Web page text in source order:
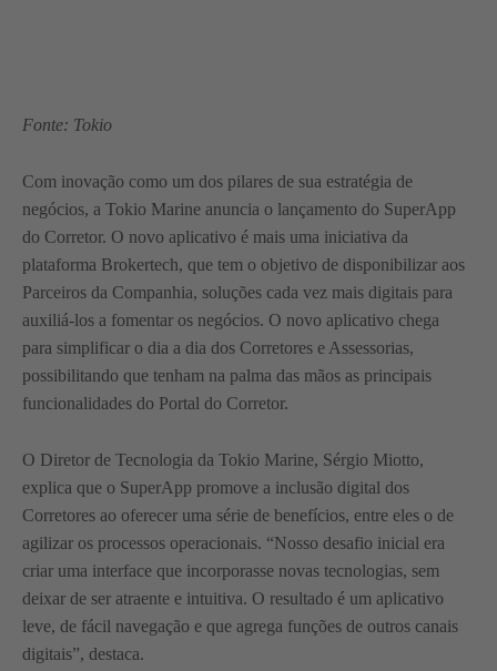
Fonte: Tokio
Com inovação como um dos pilares de sua estratégia de
negócios, a Tokio Marine anuncia o lançamento do SuperApp
do Corretor. O novo aplicativo é mais uma iniciativa da
plataforma Brokertech, que tem o objetivo de disponibilizar aos
Parceiros da Companhia, soluções cada vez mais digitais para
auxiliá-los a fomentar os negócios. O novo aplicativo chega
para simplificar o dia a dia dos Corretores e Assessorias,
possibilitando que tenham na palma das mãos as principais
funcionalidades do Portal do Corretor.
O Diretor de Tecnologia da Tokio Marine, Sérgio Miotto,
explica que o SuperApp promove a inclusão digital dos
Corretores ao oferecer uma série de benefícios, entre eles o de
agilizar os processos operacionais. “Nosso desafio inicial era
criar uma interface que incorporasse novas tecnologias, sem
deixar de ser atraente e intuitiva. O resultado é um aplicativo
leve, de fácil navegação e que agrega funções de outros canais
digitais”, destaca.